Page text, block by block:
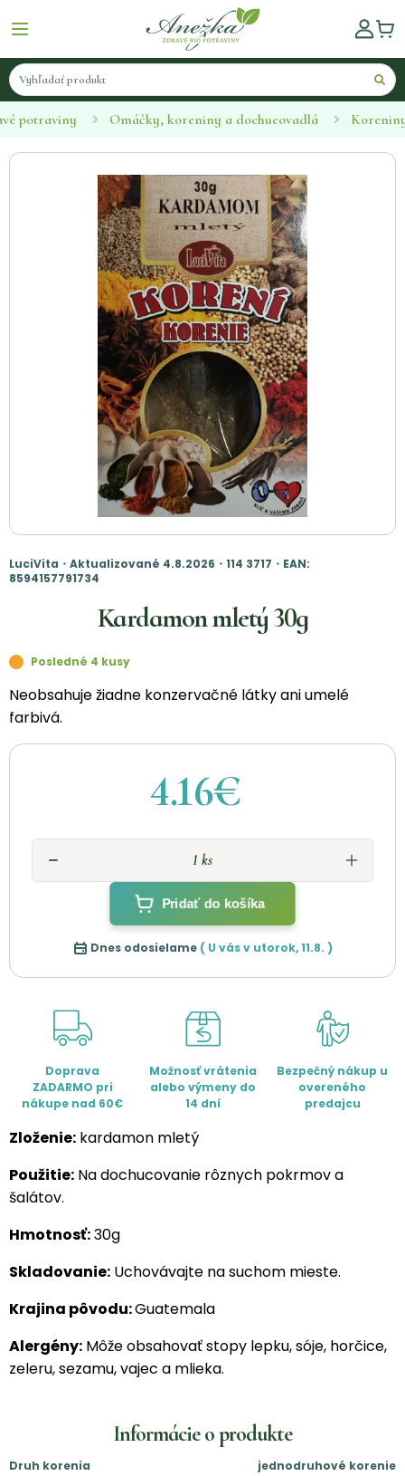
potraviny Omáčky, koreniny a dochucovadlá
LuciVita・Aktualizované 4.8.2026・114 3717・EAN:
8594157791734
Kardamon mletý 30g
Posledné 4 kusy
Neobsahuje žiadne konzervačné látky ani umelé
farbivá.
4.16€
Pridať do košíka
Dnes odosielame ( U vás v utorok,11.8. )
Doprava
ZADARMO pri
nákupe nad 60€
Možnosť vrátenia
alebo výmeny do
14 dní
Bezpečný nákup u
overeného
predajcu
Zloženie: kardamon mletý
Použitie: Na dochucovanie rôznych pokrmov a
šalátov.
Hmotnosť:30g
Skladovanie: Uchovávajte na suchom mieste.
Krajina pôvodu:Guatemala
Alergény: Môže obsahovať stopy lepku, sóje, horčice,
zeleru, sezamu, vajec a mlieka.
Informácie o produkte
Druh korenia jednodruhové korenie